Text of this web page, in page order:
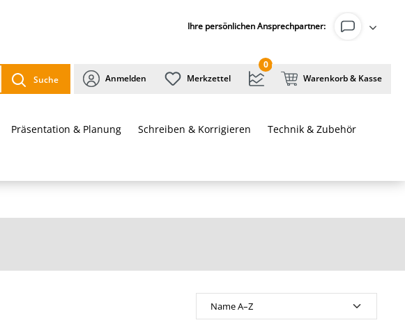
Ihre persönlichen Ansprechpartner:
Suche Anmelden Merkzettel
0
Warenkorb & Kasse
Präsentation & Planung Schreiben & Korrigieren Technik & Zubehör